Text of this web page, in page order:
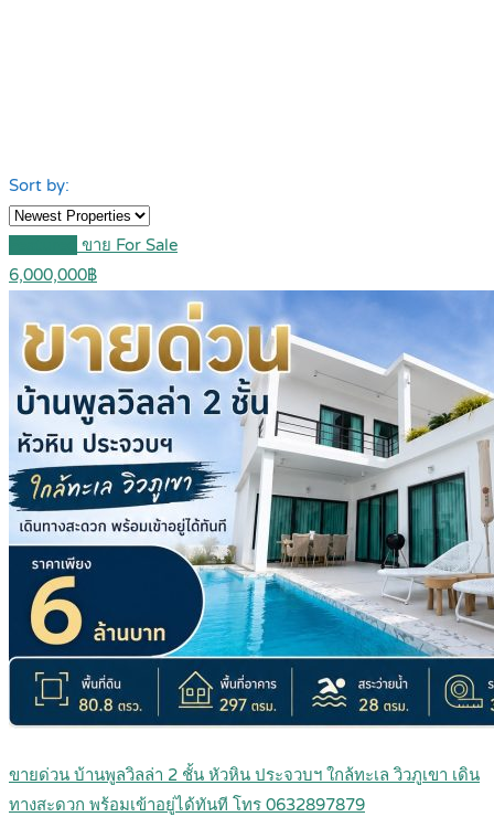
Sort by:
ขาย For Sale
6,000,000฿
ขายด่วน บ้านพูลวิลล่า 2 ชั้น หัวหิน ประจวบฯ ใกล้ทะเล วิวภูเขา เดิน
ทางสะดวก พร้อมเข้าอยู่ได้ทันที โทร 0632897879